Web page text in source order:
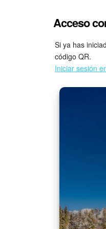
Acceso
Si ya has
código QR.
Iniciar sesión